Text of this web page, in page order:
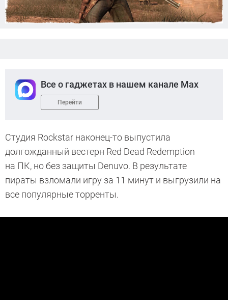
Все о гаджетах в нашем канале Max
Перейти
Студия Rockstar наконец-то выпустила
долгожданный вестерн Red Dead Redemption
на ПК, но без защиты Denuvo. В результате
пираты взломали игру за 11 минут и выгрузили на
все популярные торренты.